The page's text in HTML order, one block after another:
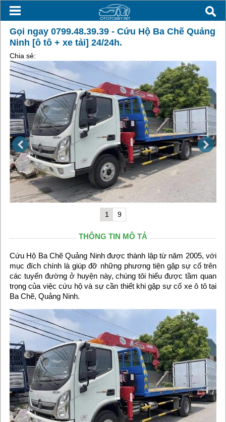
Gọi ngay 0799.48.39.39 - Cứu Hộ Ba Chẽ Quảng
Ninh [ô tô + xe tải] 24/24h.
Chia sẻ:
1 9
THÔNG TIN MÔ TẢ
Cứu Hộ Ba Chẽ Quảng Ninh được thành lập từ năm 2005, với
mục đích chính là giúp đỡ những phương tiện gặp sự cố trên
các tuyến đường ở huyện này, chúng tôi hiểu được tầm quan
trọng của việc cứu hộ và sự cần thiết khi gặp sự cố xe ô tô tại
Ba Chẽ, Quảng Ninh.